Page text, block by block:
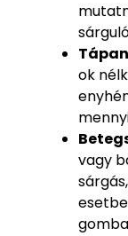
ok
vagy